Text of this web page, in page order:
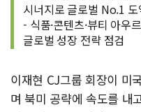
시너지로 글로벌 No.1 도
- 식품·콘텐츠·뷰티 아우
글로벌 성장 전략 점검
이재현 CJ그룹 회장이 미
며 북미 공략에 속도를 내